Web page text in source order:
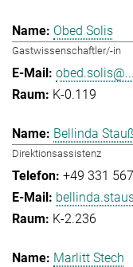
Obed Solis
Gastwissenschaftler/-in
obed.solis@...
K-0.119
Bellinda
Direktionsassistenz
+49 331
K-2.236
Marlitt Stech